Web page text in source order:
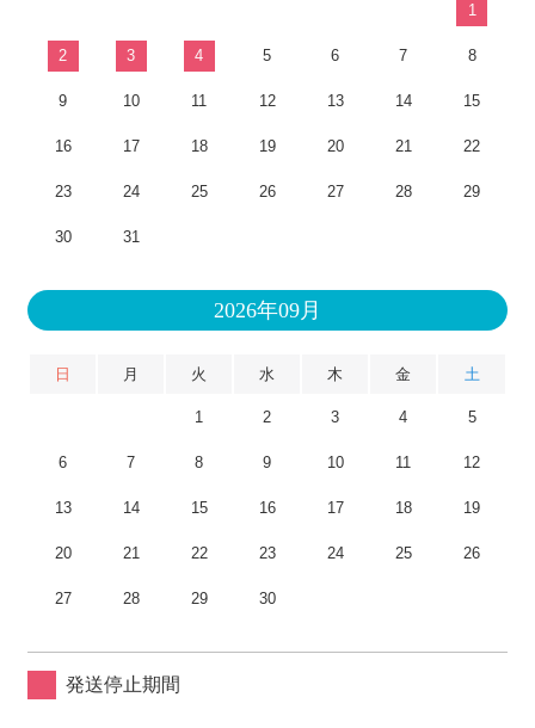
1
2 3 4 5 6 7 8
9 10 11 12 13 14 15
16 17 18 19 20 21 22
23 24 25 26 27 28 29
30 31
2026年09月
日 月 火 水 木 金 土
1 2 3 4 5
6 7 8 9 10 11 12
13 14 15 16 17 18 19
20 21 22 23 24 25 26
27 28 29 30
発送停止期間